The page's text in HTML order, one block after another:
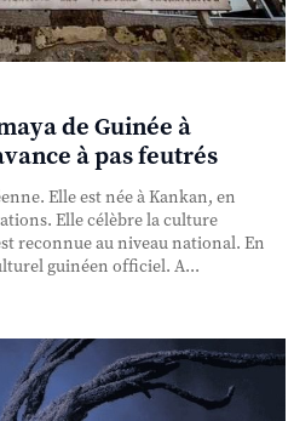
de Guinée à
à pas feutrés
Elle est née à Kankan, en
Elle célèbre la culture
reconnue au niveau national. En
guinéen officiel. A...